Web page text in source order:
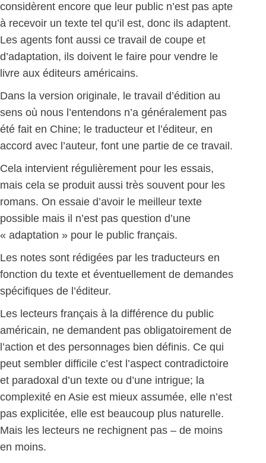
considèrent encore que leur public n’est pas apte
à recevoir un texte tel qu’il est, donc ils adaptent.
Les agents font aussi ce travail de coupe et
d’adaptation, ils doivent le faire pour vendre le
livre aux éditeurs américains.
Dans la version originale, le travail d’édition au
sens où nous l’entendons n’a généralement pas
été fait en Chine; le traducteur et l’éditeur, en
accord avec l’auteur, font une partie de ce travail.
Cela intervient régulièrement pour les essais,
mais cela se produit aussi très souvent pour les
romans. On essaie d’avoir le meilleur texte
possible mais il n’est pas question d’une
« adaptation » pour le public français.
Les notes sont rédigées par les traducteurs en
fonction du texte et éventuellement de demandes
spécifiques de l’éditeur.
Les lecteurs français à la différence du public
américain, ne demandent pas obligatoirement de
l’action et des personnages bien définis. Ce qui
peut sembler difficile c’est l’aspect contradictoire
et paradoxal d’un texte ou d’une intrigue; la
complexité en Asie est mieux assumée, elle n’est
pas explicitée, elle est beaucoup plus naturelle.
Mais les lecteurs ne rechignent pas – de moins
en moins.